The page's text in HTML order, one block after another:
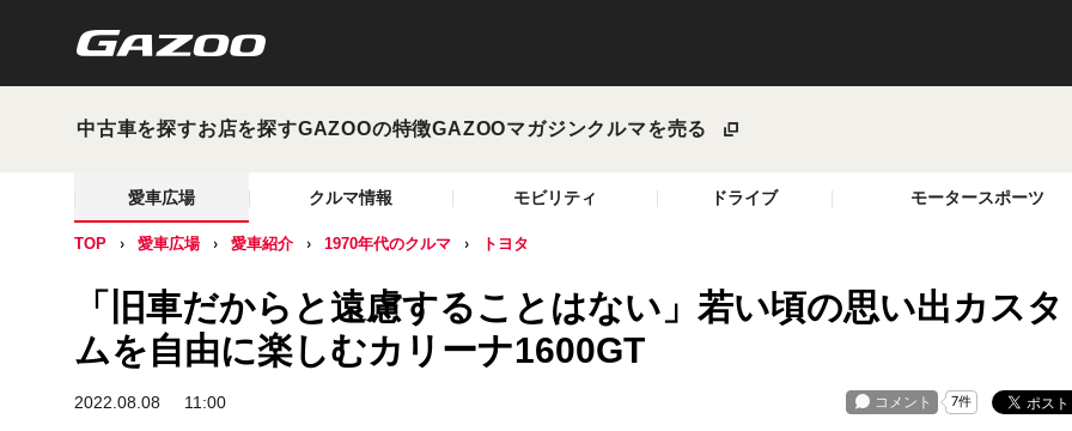
中古車を探すお店を探すGAZOOの特徴GAZOOマガジンクルマを売る
愛車広場 クルマ情報 モビリティ ドライブ モータースポーツ
TOP 愛車広場 愛車紹介 1970年代のクルマ トヨタ
「旧車だからと遠慮することはない」若い頃の思い出カスタ
ムを自由に楽しむカリーナ1600GT
2022.08.08 11:00